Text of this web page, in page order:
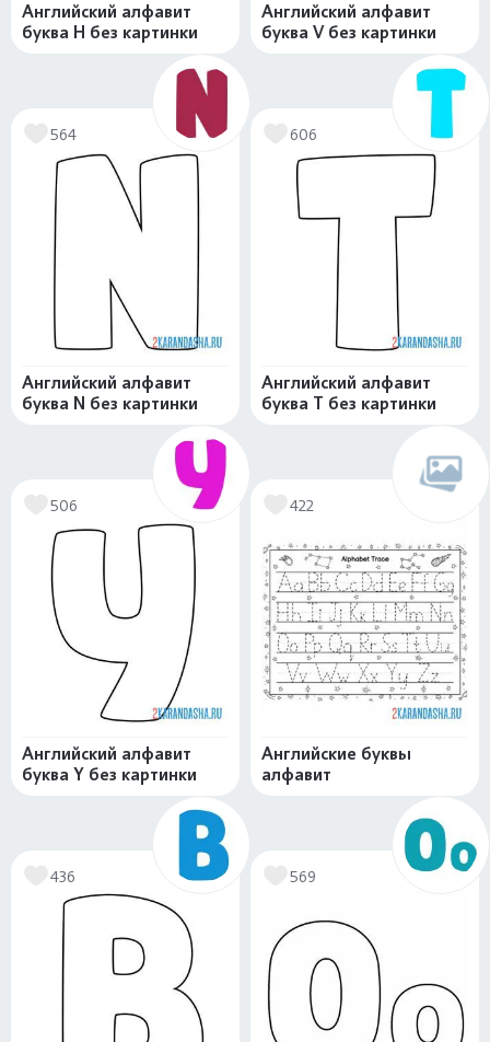
Английский алфавит
буква H без картинки
Английский алфавит
буква V без картинки
564
Английский алфавит
буква N без картинки
606
Английский алфавит
буква T без картинки
506
Английский алфавит
буква Y без картинки
422
Английские буквы
алфавит
436 569